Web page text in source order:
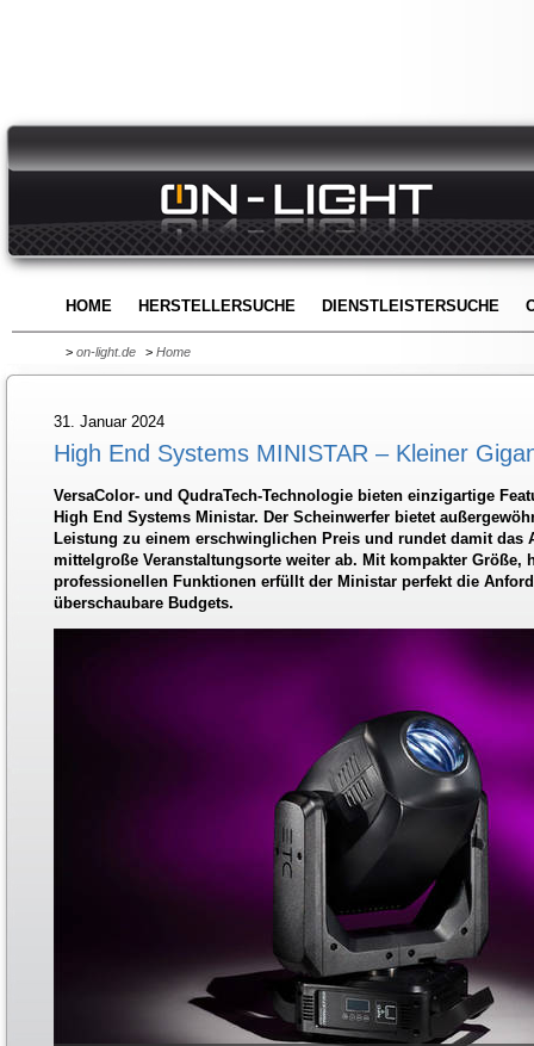
HOME HERSTELLERSUCHE DIENSTLEISTERSUCHE
> on-light.de > Home
31. Januar 2024
High End Systems MINISTAR – Kleiner
VersaColor- und QudraTech-Technologie bieten einzigartige
High End Systems Ministar. Der Scheinwerfer bietet
Leistung zu einem erschwinglichen Preis und rundet damit das
mittelgroße Veranstaltungsorte weiter ab. Mit kompakter Größe,
professionellen Funktionen erfüllt der Ministar perfekt die
überschaubare Budgets.